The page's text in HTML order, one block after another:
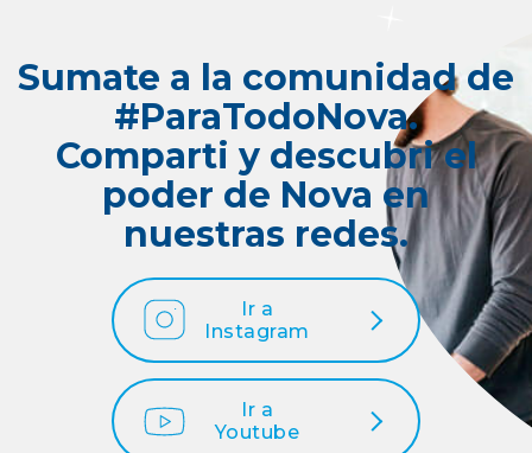
Sumate a la comunidad de
#ParaTodoNova.
Comparti y descubri el
poder de Nova en
nuestras redes.
Ir a
Instagram
Ir a
Youtube